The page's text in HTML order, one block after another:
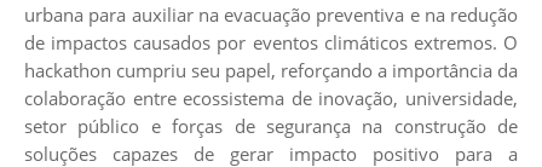
urbana para auxiliar na evacuação preventiva e na redução
de impactos causados por eventos climáticos extremos. O
hackathon cumpriu seu papel, reforçando a importância da
colaboração entre ecossistema de inovação, universidade,
setor público e forças de segurança na construção de
soluções capazes de gerar impacto positivo para a